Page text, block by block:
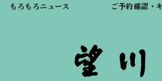
もろもろニュース ご予約確認・